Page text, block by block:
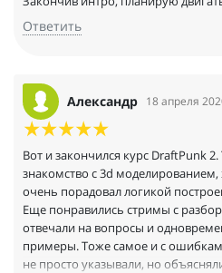
Ответить
Александр 18 апреля
Вот и закончился курс DraftPunk
знакомство с 3d моделированием,
очень порадовал логикой
Еще понравились стримы с
отвечали на вопросы и
примеры. Тоже самое и с
не просто указывали, но